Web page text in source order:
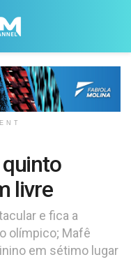
livre
e fica a
olímpico; Mafê
em sétimo lugar